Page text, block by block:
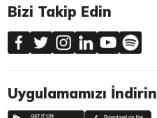
Bizi Takip Edin
Uygulamamızı İndirin